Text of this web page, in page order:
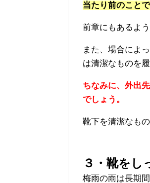
当たり前のこと
前章にもあるよ
また、場合によ
は清潔なものを
ちなみに、外出
でしょう。
靴下を清潔なも
３・靴をし
梅雨の雨は長期